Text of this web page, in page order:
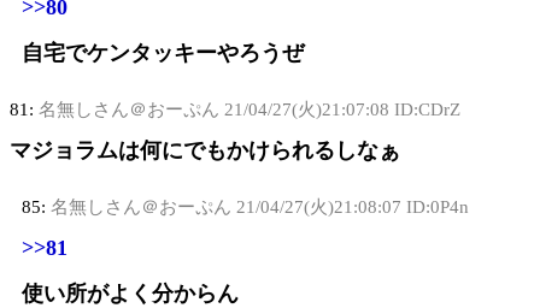
>>80
自宅でケンタッキーやろうぜ
81: 名無しさん＠おーぷん 21/04/27(火)21:07:08 ID:CDrZ
マジョラムは何にでもかけられるしなぁ
85: 名無しさん＠おーぷん 21/04/27(火)21:08:07 ID:0P4n
>>81
使い所がよく分からん